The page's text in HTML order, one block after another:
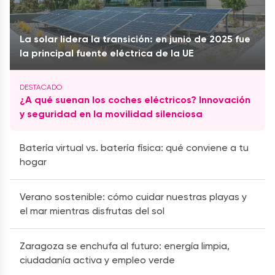
La solar lidera la transición: en junio de 2025 fue
la principal fuente eléctrica de la UE
¿A qué suenan los coches eléctricos? Innovación
y seguridad en la movilidad silenciosa
Batería virtual vs. batería física: qué conviene a tu
hogar
Verano sostenible: cómo cuidar nuestras playas y
el mar mientras disfrutas del sol
Zaragoza se enchufa al futuro: energía limpia,
ciudadanía activa y empleo verde